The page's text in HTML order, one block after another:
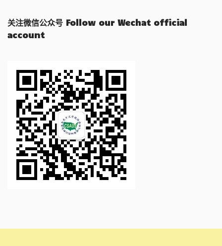
关注微信公众号 Follow our Wechat official
account